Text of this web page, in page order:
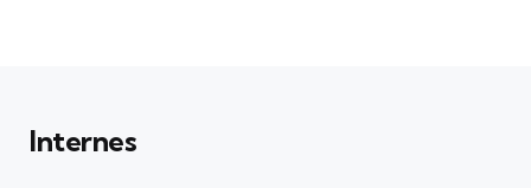
Internes